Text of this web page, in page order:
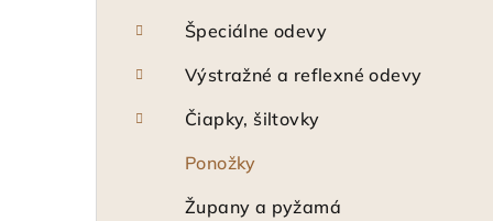
Špeciálne odevy
Výstražné a reflexné odevy
Čiapky, šiltovky
Ponožky
Župany a pyžamá